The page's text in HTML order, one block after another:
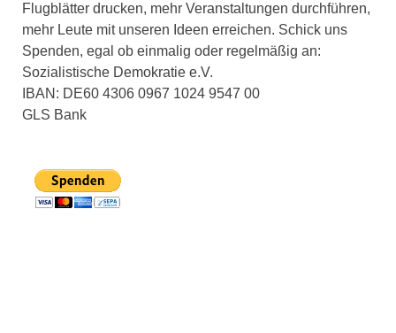
Flugblätter drucken, mehr Veranstaltungen durchführen,
mehr Leute mit unseren Ideen erreichen. Schick uns
Spenden, egal ob einmalig oder regelmäßig an:
Sozialistische Demokratie e.V.
IBAN: DE60 4306 0967 1024 9547 00
GLS Bank